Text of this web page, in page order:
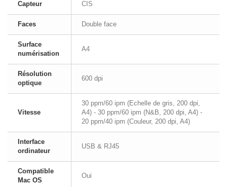
Capteur CIS
Faces Double face
Surface
numérisation
A4
Résolution
optique
600 dpi
Vitesse
30 ppm/60 ipm (Echelle de gris, 200 dpi,
A4) - 30 ppm/60 ipm (N&B, 200 dpi, A4) -
20 ppm/40 ipm (Couleur, 200 dpi, A4)
Interface
ordinateur
USB & RJ45
Compatible
Mac OS
Oui